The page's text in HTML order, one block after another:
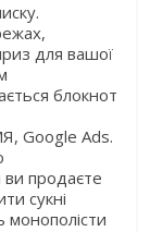
для вашої
блокнот
Google Ads.
продаєте
сукні
монополісти